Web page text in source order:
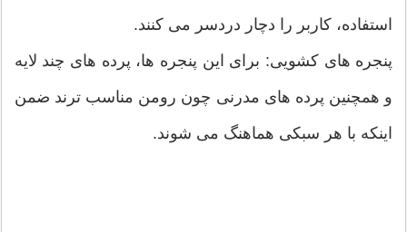
استفاده، کاربر را دچار دردسر می کنند.
پنجره های کشویی: برای این پنجره ها، پرده های چند لایه
و همچنین پرده های مدرنی چون رومن مناسب ترند ضمن
اینکه با هر سبکی هماهنگ می شوند.